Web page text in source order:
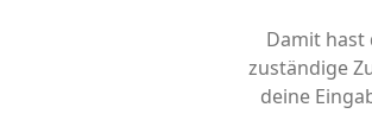
Damit hast
zuständige
deine